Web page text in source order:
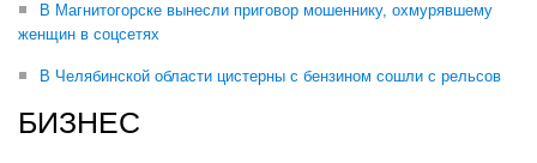
В Магнитогорске вынесли приговор мошеннику, охмурявшему
женщин в соцсетях
В Челябинской области цистерны с бензином сошли с рельсов
БИЗНЕС